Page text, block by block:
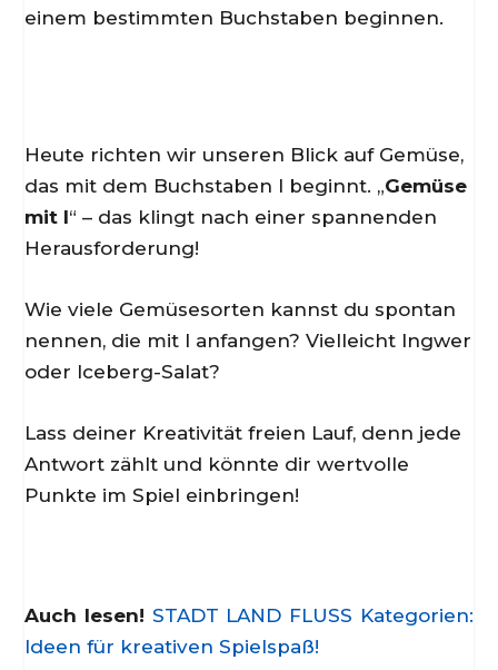
einem bestimmten Buchstaben beginnen.
Heute richten wir unseren Blick auf Gemüse,
das mit dem Buchstaben I beginnt. „Gemüse
mit I“ – das klingt nach einer spannenden
Herausforderung!
Wie viele Gemüsesorten kannst du spontan
nennen, die mit I anfangen? Vielleicht Ingwer
oder Iceberg-Salat?
Lass deiner Kreativität freien Lauf, denn jede
Antwort zählt und könnte dir wertvolle
Punkte im Spiel einbringen!
Auch lesen! STADT LAND FLUSS Kategorien:
Ideen für kreativen Spielspaß!